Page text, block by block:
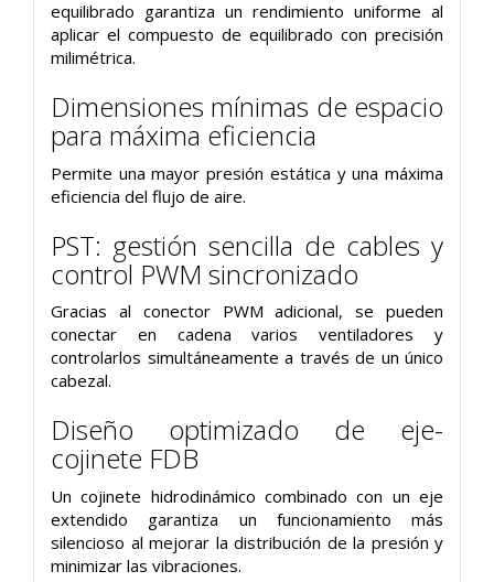
equilibrado garantiza un rendimiento uniforme al
aplicar el compuesto de equilibrado con precisión
milimétrica.
Dimensiones mínimas de espacio
para máxima eficiencia
Permite una mayor presión estática y una máxima
eficiencia del flujo de aire.
PST: gestión sencilla de cables y
control PWM sincronizado
Gracias al conector PWM adicional, se pueden
conectar en cadena varios ventiladores y
controlarlos simultáneamente a través de un único
cabezal.
Diseño optimizado de eje-
cojinete FDB
Un cojinete hidrodinámico combinado con un eje
extendido garantiza un funcionamiento más
silencioso al mejorar la distribución de la presión y
minimizar las vibraciones.